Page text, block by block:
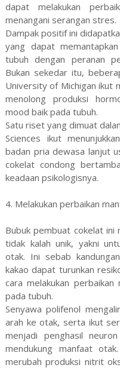
dapat melakukan
menangani serangan stres.
Dampak positif ini
yang dapat
tubuh dengan peranan
Bukan sekedar itu,
University of Michigan ikut
menolong produksi
mood baik pada tubuh.
Satu riset yang dimuat
Sciences ikut
badan pria dewasa lanjut
cokelat condong
keadaan psikologisnya.
4. Melakukan perbaikan
Bubuk pembuat cokelat ini
tidak kalah unik, yakni
otak. Ini sebab
kakao dapat turunkan
cara melakukan
pada tubuh.
Senyawa polifenol
arah ke otak, serta ikut
menjadi penghasil
mendukung manfaat
merubah produksi nitrit